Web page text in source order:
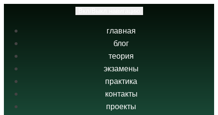
главная
блог
теория
экзамены
практика
контакты
проекты